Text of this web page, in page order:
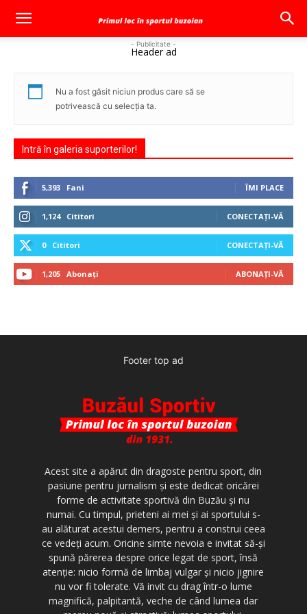
- Publicitate -
Header ad
Nu a fost găsit niciun produs care să se
potrivească cu selecția ta.
Intră în galeria suporterilor!
5,393 Fani ÎMI PLACE
1,124 Cititori CONECTAȚI-VĂ
0 Cititori CONECTAȚI-VĂ
1,205 Abonați ABONAȚI-VĂ
Footer top ad
Acest site a apărut din dragoste pentru sport, din
pasiune pentru jurnalism şi este dedicat oricărei
forme de activitate sportivă din Buzău şi nu
numai. Cu timpul, prieteni ai mei şi ai sportului s-
au alăturat acestui demers, pentru a construi ceea
ce vedeţi acum. Oricine simte nevoia e invitat să-şi
spună părerea despre orice legat de sport, însă
atenţie: nicio formă de limbaj vulgar şi nicio jignire
nu vor fi tolerate. Vă invit cu drag într-o lume
magnifică, palpitantă, veche de când lumea dar